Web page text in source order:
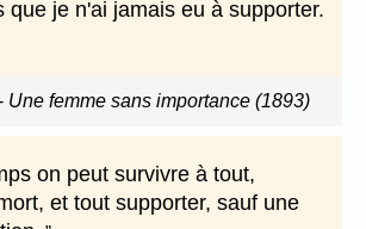
que je n'ai jamais eu à supporter.
Une femme sans importance (1893)
on peut survivre à tout,
et tout supporter, sauf une